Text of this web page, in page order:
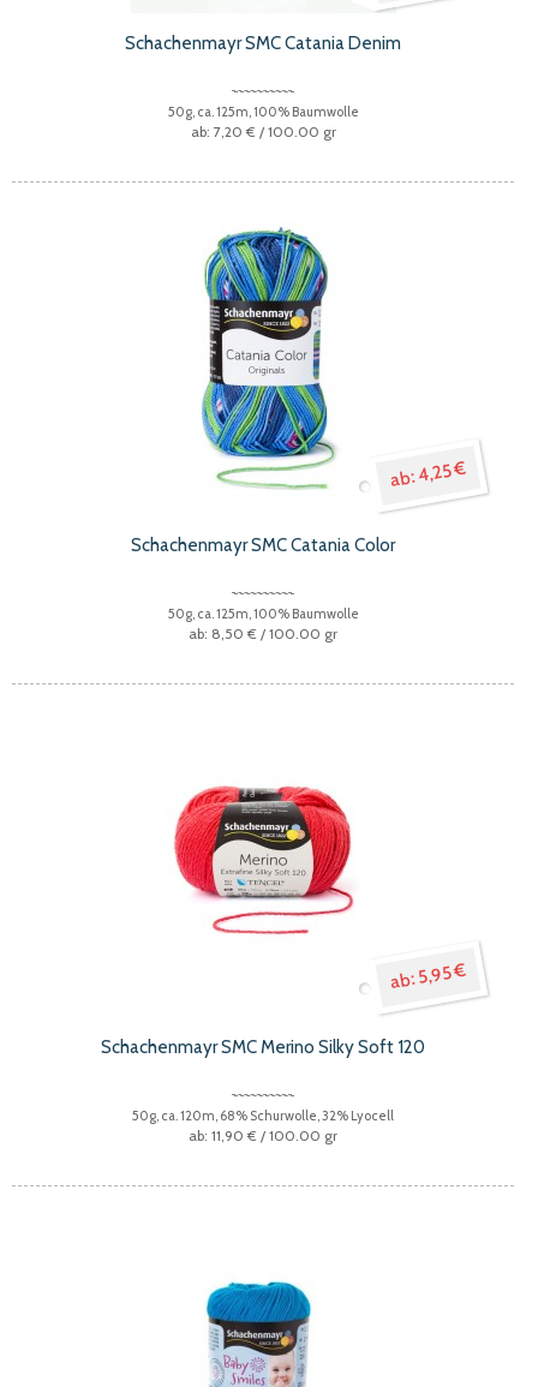
Schachenmayr SMC Catania Denim
50g, ca. 125m, 100% Baumwolle
7,20 € / 100.00 gr
4,25 €
Schachenmayr SMC Catania Color
50g, ca. 125m, 100% Baumwolle
8,50 € / 100.00 gr
5,95 €
Schachenmayr SMC Merino Silky Soft 120
50g, ca. 120m, 68% Schurwolle, 32% Lyocell
11,90 € / 100.00 gr